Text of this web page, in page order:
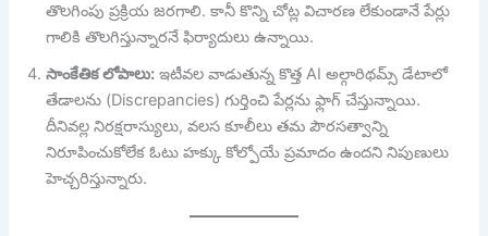
తొలగింపు ప్రక్రియ జరగాలి. కానీ కొన్ని చోట్ల విచారణ లేకుండానే పేర్లు
గాలికి తొలగిస్తున్నారనే ఫిర్యాదులు ఉన్నాయి.
సాంకేతిక లోపాలు: ఇటీవల వాడుతున్న కొత్త AI అల్గారిథమ్స్ డేటాలో
తేడాలను (Discrepancies) గుర్తించి పేర్లను ఫ్లాగ్ చేస్తున్నాయి.
దీనివల్ల నిరక్షరాస్యులు, వలస కూలీలు తమ పౌరసత్వాన్ని
నిరూపించుకోలేక ఓటు హక్కు కోల్పోయే ప్రమాదం ఉందని నిపుణులు
హెచ్చరిస్తున్నారు.